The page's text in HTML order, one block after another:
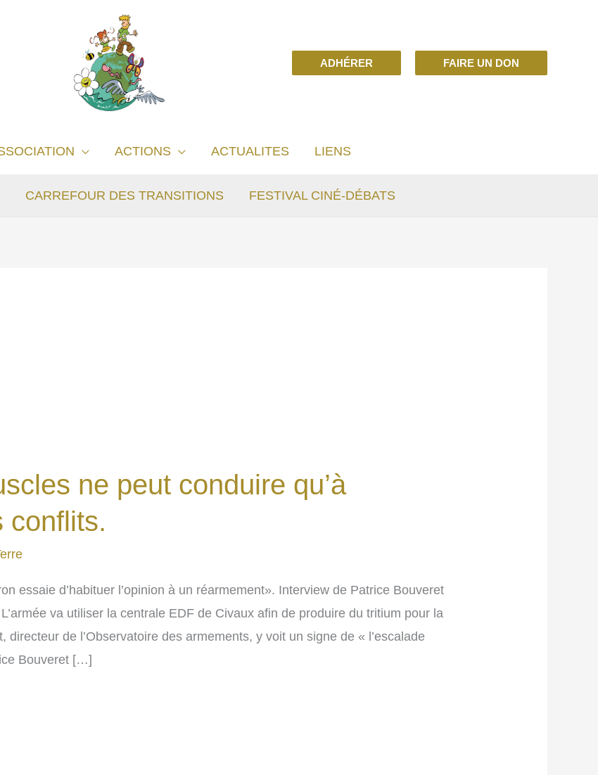
ADHÉRER FAIRE UN DON
ACTIONS ACTUALITES LIENS
CARREFOUR DES TRANSITIONS FESTIVAL CINÉ-DÉBATS
ne peut conduire qu’à
conflits.
essaie d’habituer l’opinion à un réarmement». Interview de Patrice Bouveret
va utiliser la centrale EDF de Civaux afin de produire du tritium pour la
de l’Observatoire des armements, y voit un signe de « l’escalade
Bouveret […]